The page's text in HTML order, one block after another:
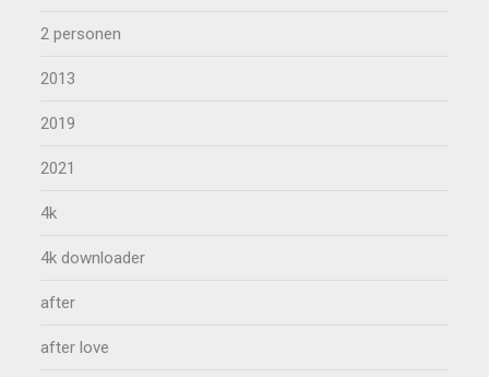
2 personen
2013
2019
2021
4k
4k downloader
after
after love